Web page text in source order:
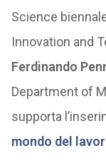
Science
Innovation and
Ferdinando
Department of
supporta
mondo del